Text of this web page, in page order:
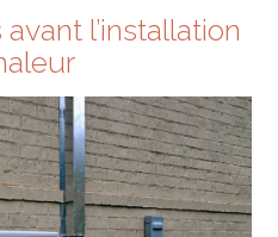
l’installation